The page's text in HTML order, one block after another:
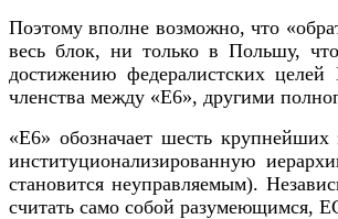
Поэтому вполне возможно, что
весь блок, ни только в Польшу,
достижению федералистских
членства между «Е6», другими
«E6» обозначает шесть
институционализированную
становится неуправляемым).
считать само собой разумеющимся,